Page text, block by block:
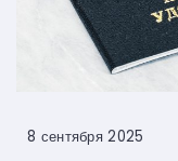
8 сентября 2025